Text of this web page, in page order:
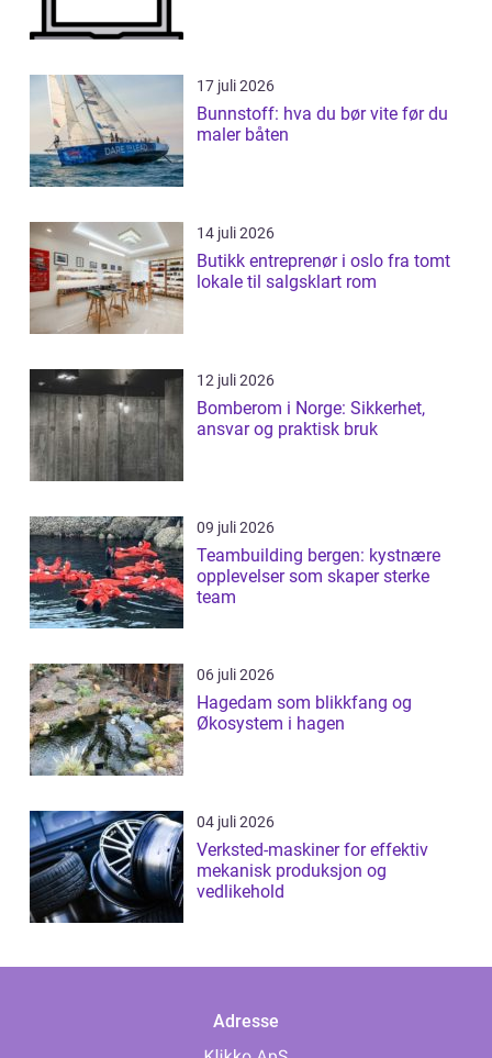
17 juli 2026
Bunnstoff: hva du bør vite før du
maler båten
14 juli 2026
Butikk entreprenør i oslo fra tomt
lokale til salgsklart rom
12 juli 2026
Bomberom i Norge: Sikkerhet,
ansvar og praktisk bruk
09 juli 2026
Teambuilding bergen: kystnære
opplevelser som skaper sterke
team
06 juli 2026
Hagedam som blikkfang og
Økosystem i hagen
04 juli 2026
Verksted-maskiner for effektiv
mekanisk produksjon og
vedlikehold
Adresse